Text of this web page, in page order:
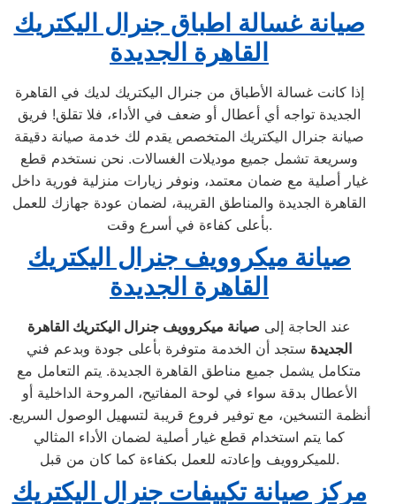
صيانة غسالة اطباق جنرال اليكتريك
القاهرة الجديدة
إذا كانت غسالة الأطباق من جنرال اليكتريك لديك في القاهرة
الجديدة تواجه أي أعطال أو ضعف في الأداء، فلا تقلق! فريق
صيانة جنرال اليكتريك المتخصص يقدم لك خدمة صيانة دقيقة
وسريعة تشمل جميع موديلات الغسالات. نحن نستخدم قطع
غيار أصلية مع ضمان معتمد، ونوفر زيارات منزلية فورية داخل
القاهرة الجديدة والمناطق القريبة، لضمان عودة جهازك للعمل
بأعلى كفاءة في أسرع وقت.
صيانة ميكروويف جنرال اليكتريك
القاهرة الجديدة
عند الحاجة إلى صيانة ميكروويف جنرال اليكتريك القاهرة
الجديدة ستجد أن الخدمة متوفرة بأعلى جودة وبدعم فني
متكامل يشمل جميع مناطق القاهرة الجديدة. يتم التعامل مع
الأعطال بدقة سواء في لوحة المفاتيح، المروحة الداخلية أو
أنظمة التسخين، مع توفير فروع قريبة لتسهيل الوصول السريع.
كما يتم استخدام قطع غيار أصلية لضمان الأداء المثالي
للميكروويف وإعادته للعمل بكفاءة كما كان من قبل.
مركز صيانة تكييفات جنرال اليكتريك